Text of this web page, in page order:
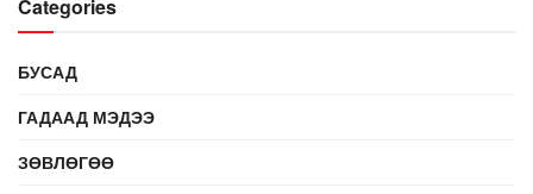
Categories
БУСАД
ГАДААД МЭДЭЭ
ЗӨВЛӨГӨӨ